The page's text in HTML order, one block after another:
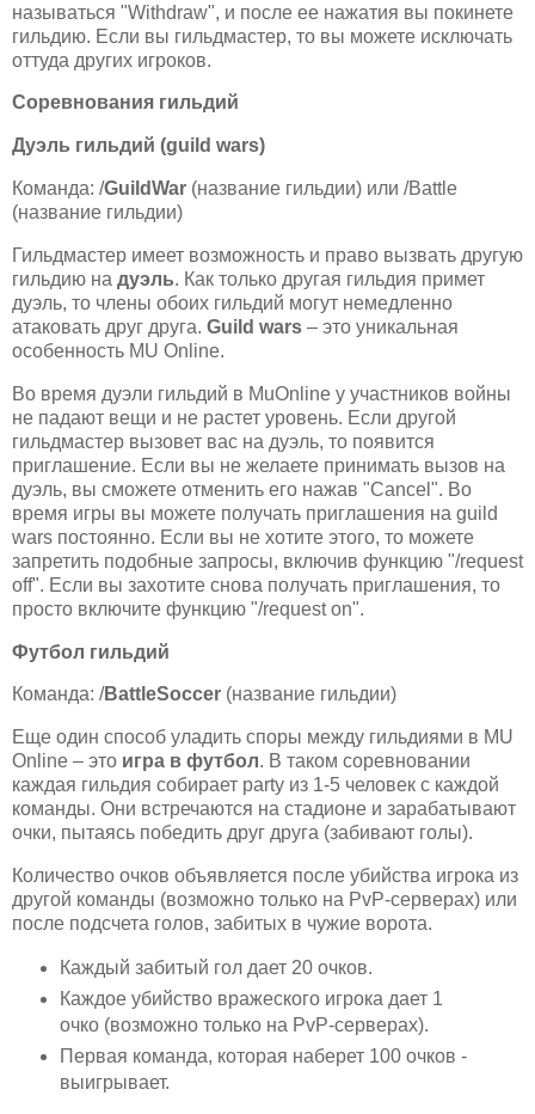
называться "Withdraw", и после ее нажатия вы покинете
гильдию. Если вы гильдмастер, то вы можете исключать
оттуда других игроков.
Соревнования гильдий
Дуэль гильдий (guild wars)
Команда: /GuildWar (название гильдии) или /Battle
(название гильдии)
Гильдмастер имеет возможность и право вызвать другую
гильдию на дуэль. Как только другая гильдия примет
дуэль, то члены обоих гильдий могут немедленно
атаковать друг друга. Guild wars – это уникальная
особенность MU Online.
Во время дуэли гильдий в MuOnline у участников войны
не падают вещи и не растет уровень. Если другой
гильдмастер вызовет вас на дуэль, то появится
приглашение. Если вы не желаете принимать вызов на
дуэль, вы сможете отменить его нажав "Cancel". Во
время игры вы можете получать приглашения на guild
wars постоянно. Если вы не хотите этого, то можете
запретить подобные запросы, включив функцию "/request
off". Если вы захотите снова получать приглашения, то
просто включите функцию "/request on".
Футбол гильдий
Команда: /BattleSoccer (название гильдии)
Еще один способ уладить споры между гильдиями в MU
Online – это игра в футбол. В таком соревновании
каждая гильдия собирает party из 1-5 человек с каждой
команды. Они встречаются на cтадионе и зарабатывают
очки, пытаясь победить друг друга (забивают голы).
Количество очков объявляется после убийства игрока из
другой команды (возможно только на PvP-серверах) или
после подсчета голов, забитых в чужие ворота.
Каждый забитый гол дает 20 очков.
Каждое убийство вражеского игрока дает 1
очко (возможно только на PvP-серверах).
Первая команда, которая наберет 100 очков -
выигрывает.